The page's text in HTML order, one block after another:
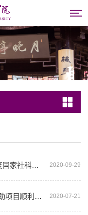
我院时昱老师、刘冰菁老师获2020年度国家社科基金项目立项 2020-09-29
我院温权老师1项国家社科基金后期资助项目顺利结项 2020-07-21